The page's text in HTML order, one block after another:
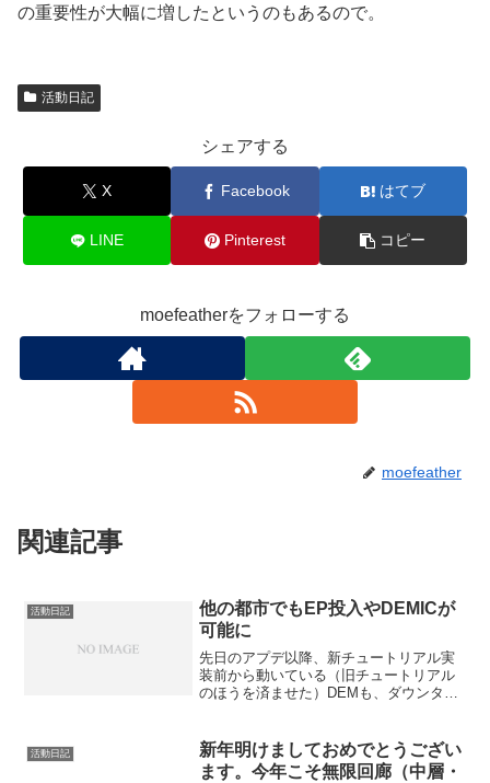
の重要性が大幅に増したというのもあるので。
活動日記
シェアする
X Facebook はてブ
LINE Pinterest コピー
moefeatherをフォローする
moefeather
関連記事
活動日記
他の都市でもEP投入やDEMICが
可能に
先日のアプデ以降、新チュートリアル実
装前から動いている（旧チュートリアル
のほうを済ませた）DEMも、ダウンタウ
話しかけると、チュートリアルの「他の
都市へ行ってみよう」の...
活動日記
新年明けましておめでとうござい
ます。今年こそ無限回廊（中層・